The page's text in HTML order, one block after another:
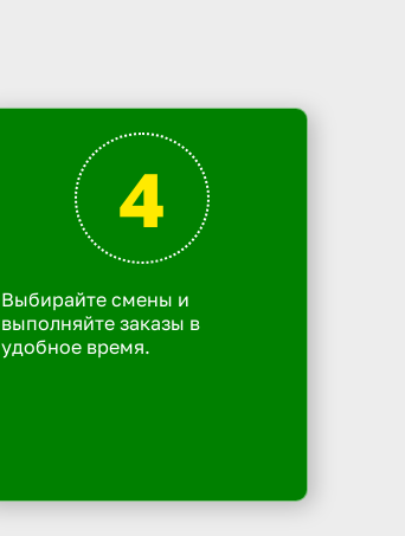
4
Выбирайте смены и
выполняйте заказы в
удобное время.